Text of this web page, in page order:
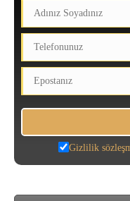
Gizlilik